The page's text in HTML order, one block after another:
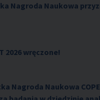
Nagroda Naukowa
2026 wręczone!
Nagroda Naukowa